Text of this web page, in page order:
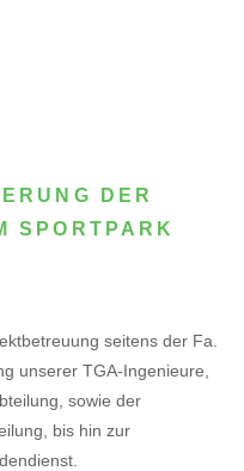
DER
SPORTPARK
seitens der Fa.
unserer TGA-Ingenieure,
sowie der
bis hin zur